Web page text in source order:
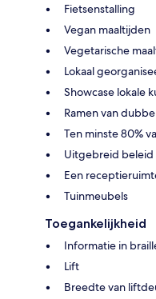
Fietsenstalling
Vegan maaltijden
Vegetarische
Lokaal
Showcase lokale
Ramen van
Ten minste 80%
Uitgebreid beleid
Een
Tuinmeubels
Toegankelijkheid
Informatie in
Lift
Breedte van